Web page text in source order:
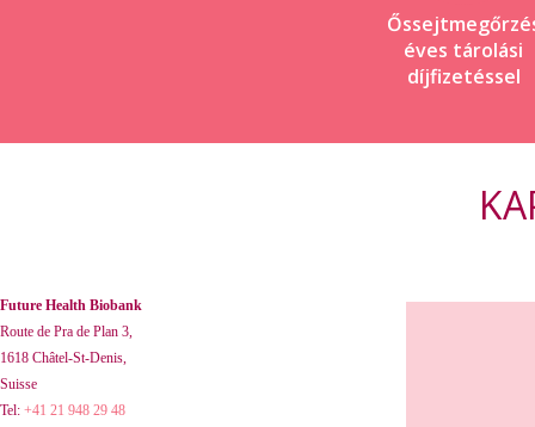
éves tárolási
díjfizetéssel
Future Health Biobank
Route de Pra de Plan 3,
1618 Châtel-St-Denis,
Suisse
Tel: +41 21 948 29 48